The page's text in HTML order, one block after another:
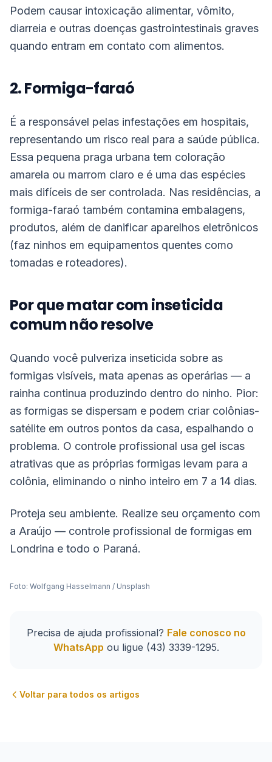
Podem causar intoxicação alimentar, vômito,
diarreia e outras doenças gastrointestinais graves
quando entram em contato com alimentos.
2. Formiga-faraó
É a responsável pelas infestações em hospitais,
representando um risco real para a saúde pública.
Essa pequena praga urbana tem coloração
amarela ou marrom claro e é uma das espécies
mais difíceis de ser controlada. Nas residências, a
formiga-faraó também contamina embalagens,
produtos, além de danificar aparelhos eletrônicos
(faz ninhos em equipamentos quentes como
tomadas e roteadores).
Por que matar com inseticida
comum não resolve
Quando você pulveriza inseticida sobre as
formigas visíveis, mata apenas as operárias — a
rainha continua produzindo dentro do ninho. Pior:
as formigas se dispersam e podem criar colônias-
satélite em outros pontos da casa, espalhando o
problema. O controle profissional usa gel iscas
atrativas que as próprias formigas levam para a
colônia, eliminando o ninho inteiro em 7 a 14 dias.
Proteja seu ambiente. Realize seu orçamento com
a Araújo — controle profissional de formigas em
Londrina e todo o Paraná.
Foto: Wolfgang Hasselmann / Unsplash
Precisa de ajuda profissional? Fale conosco no
WhatsApp ou ligue (43) 3339-1295.
Voltar para todos os artigos